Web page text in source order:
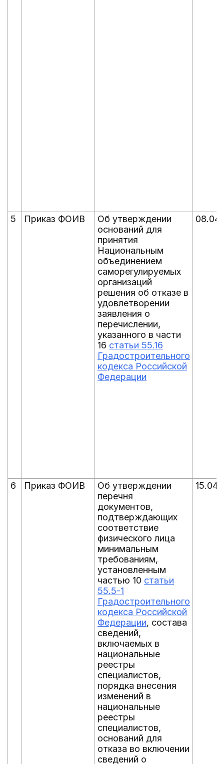
5 Приказ ФОИВ
Об утверждении
оснований для
принятия
Национальным
объединением
саморегулируемых
организаций
решения об отказе в
удовлетворении
заявления о
перечислении,
указанного в части
16 статьи 55.16
Градостроительного
кодекса Российской
Федерации
6 Приказ ФОИВ
Об утверждении
перечня
документов,
подтверждающих
соответствие
физического лица
минимальным
требованиям,
установленным
частью 10 статьи
55.5-1
Градостроительного
кодекса Российской
Федерации, состава
сведений,
включаемых в
национальные
реестры
специалистов,
порядка внесения
изменений в
национальные
реестры
специалистов,
оснований для
отказа во включении
сведений о